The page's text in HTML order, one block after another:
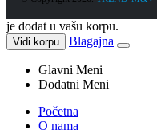
je dodat u vašu korpu.
Vidi korpu Blagajna
Glavni Meni
Dodatni Meni
Početna
O nama